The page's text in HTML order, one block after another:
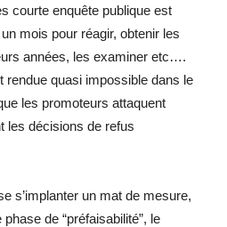
courte enquête publique est
mois pour réagir, obtenir les
années, les examiner etc….
rendue quasi impossible dans le
les promoteurs attaquent
les décisions de refus
s’implanter un mat de mesure,
de “préfaisabilité”, le